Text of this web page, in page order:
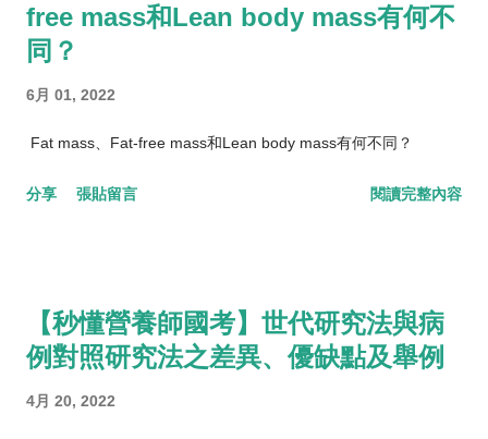
free mass和Lean body mass有何不
同？
6月 01, 2022
Fat mass、Fat-free mass和Lean body mass有何不同？
分享 張貼留言 閱讀完整內容
【秒懂營養師國考】世代研究法與病
例對照研究法之差異、優缺點及舉例
4月 20, 2022